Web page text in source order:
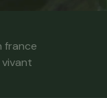
france
vivant